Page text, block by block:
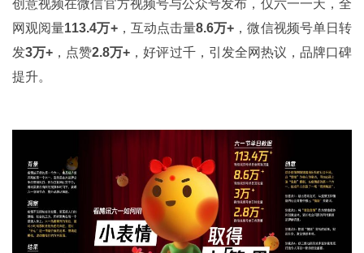
创意视频在微信官方视频号与公众号发布，仅六一一天，全
网观阅量113.4万+，互动点击量8.6万+ ，微信视频号单日转
发3万+ ，点赞2.8万+ ，好评过千，引发全网热议，品牌口碑
提升。